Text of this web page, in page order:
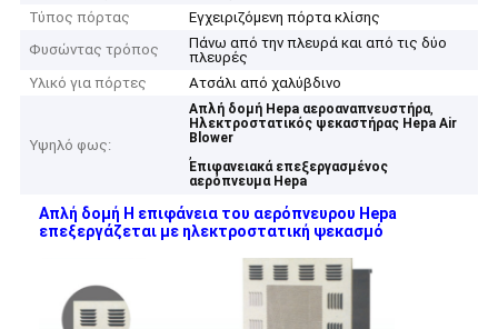
Τύπος πόρτας
Εγχειριζόμενη πόρτα κλίσης
Φυσώντας τρόπος
Πάνω από την πλευρά και από τις δύο
πλευρές
Υλικό για πόρτες
Ατσάλι από χαλύβδινο
Υψηλό φως:
Απλή δομή Hepa αεροαναπνευστήρα,
Ηλεκτροστατικός ψεκαστήρας Hepa Air
Blower
,
Επιφανειακά επεξεργασμένος
αερόπνευμα Hepa
Απλή δομή Η επιφάνεια του αερόπνευρου Hepa
επεξεργάζεται με ηλεκτροστατική ψεκασμό